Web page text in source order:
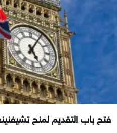
فتح باب التقديم لمنح